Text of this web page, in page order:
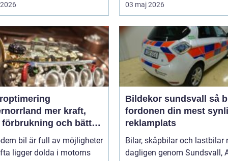
03 maj 2026
mer kraft,
förbrukning och bättre
bil är full av möjligheter
ligger dolda i motorns
Bildekor sundsvall så blir
fordonen din mest
reklamplats
Bilar, skåpbilar och lastbilar
dagligen genom Sundsvall,